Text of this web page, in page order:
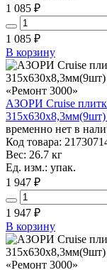
1 085 ₽
1 085 ₽
В корзину
АЗОРИ Cruise
временно нет в
Код товара:
Вес: 26.7 кг
Ед. изм.: упак.
1 947 ₽
1 947 ₽
В корзину